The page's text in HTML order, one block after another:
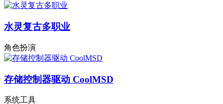
水灵复古多职业
角色扮演
存储控制器驱动 CoolMSD
系统工具